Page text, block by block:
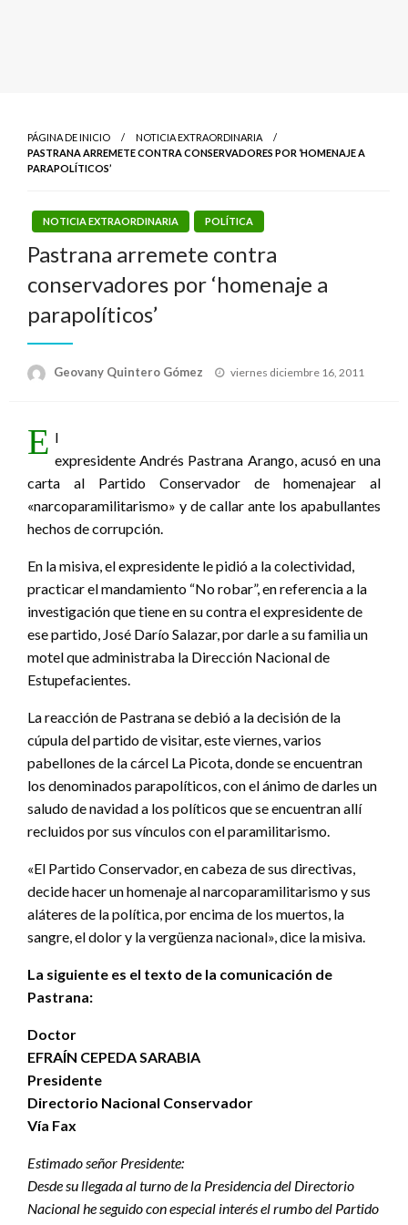
PÁGINA DE INICIO
NOTICIA EXTRAORDINARIA
PASTRANA ARREMETE CONTRA CONSERVADORES POR ‘HOMENAJE A
PARAPOLÍTICOS’
NOTICIA EXTRAORDINARIA POLÍTICA
Pastrana arremete contra
conservadores por ‘homenaje a
parapolíticos’
Geovany Quintero Gómez
Publicado
viernes diciembre 16, 2011
E l
expresidente Andrés Pastrana Arango, acusó en una
carta al Partido Conservador de homenajear al
«narcoparamilitarismo» y de callar ante los apabullantes
hechos de corrupción.
En la misiva, el expresidente le pidió a la colectividad,
practicar el mandamiento “No robar”, en referencia a la
investigación que tiene en su contra el expresidente de
ese partido, José Darío Salazar, por darle a su familia un
motel que administraba la Dirección Nacional de
Estupefacientes.
La reacción de Pastrana se debió a la decisión de la
cúpula del partido de visitar, este viernes, varios
pabellones de la cárcel La Picota, donde se encuentran
los denominados parapolíticos, con el ánimo de darles un
saludo de navidad a los políticos que se encuentran allí
recluidos por sus vínculos con el paramilitarismo.
«El Partido Conservador, en cabeza de sus directivas,
decide hacer un homenaje al narcoparamilitarismo y sus
aláteres de la política, por encima de los muertos, la
sangre, el dolor y la vergüenza nacional», dice la misiva.
La siguiente es el texto de la comunicación de
Pastrana:
Doctor
EFRAÍN CEPEDA SARABIA
Presidente
Directorio Nacional Conservador
Vía Fax
Estimado señor Presidente:
Desde su llegada al turno de la Presidencia del Directorio
Nacional he seguido con especial interés el rumbo del Partido